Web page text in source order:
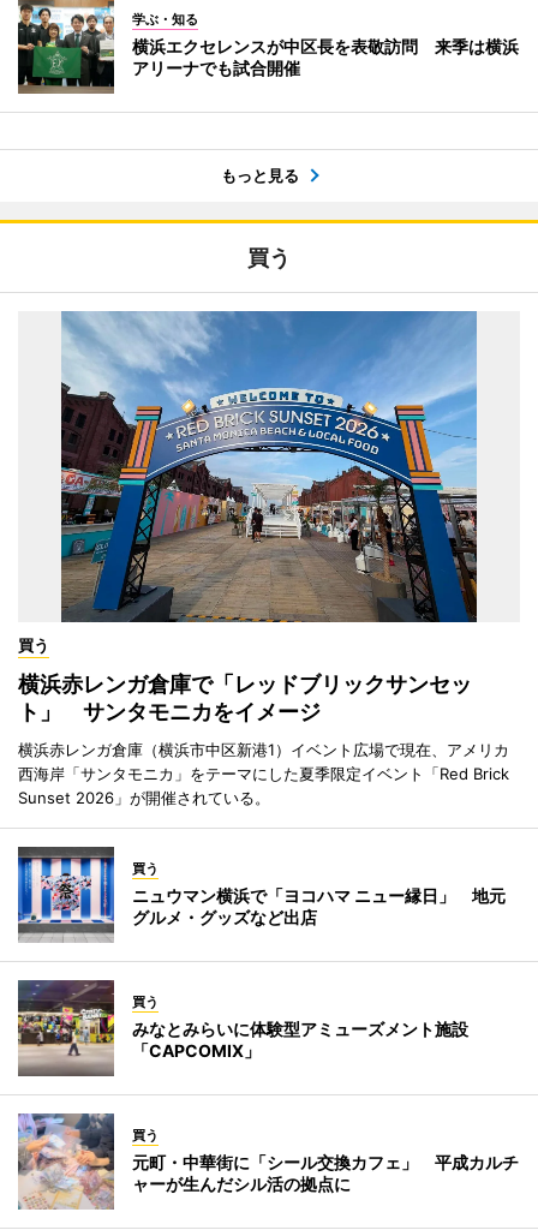
学ぶ・知る
横浜エクセレンスが中区長を表敬訪問 来季は横浜
アリーナでも試合開催
もっと見る
買う
買う
横浜赤レンガ倉庫で「レッドブリックサンセッ
ト」 サンタモニカをイメージ
横浜赤レンガ倉庫（横浜市中区新港1）イベント広場で現在、アメリカ
西海岸「サンタモニカ」をテーマにした夏季限定イベント「Red Brick
Sunset 2026」が開催されている。
買う
ニュウマン横浜で「ヨコハマ ニュー縁日」 地元
グルメ・グッズなど出店
買う
みなとみらいに体験型アミューズメント施設
「CAPCOMIX」
買う
元町・中華街に「シール交換カフェ」 平成カルチ
ャーが生んだシル活の拠点に